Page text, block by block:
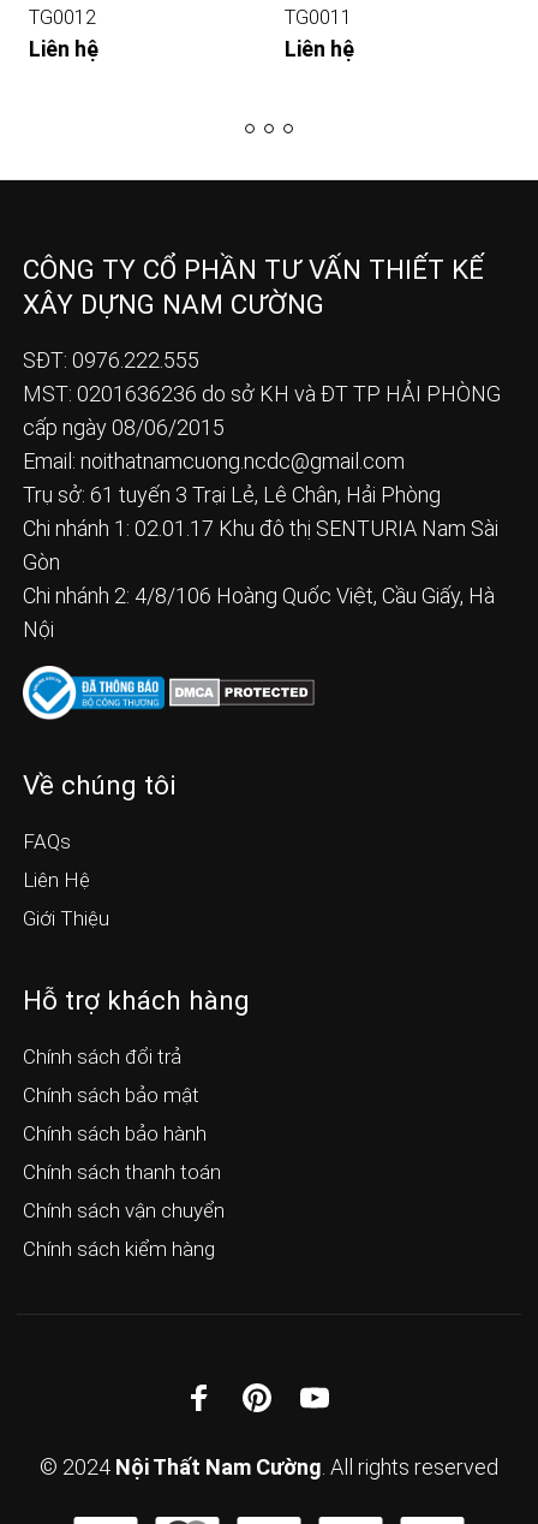
TG0012
Liên hệ
TG0011
Liên hệ
CÔNG TY CỔ PHẦN TƯ VẤN THIẾT KẾ
XÂY DỰNG NAM CƯỜNG
SĐT: 0976.222.555
MST: 0201636236 do sở KH và ĐT TP HẢI PHÒNG
cấp ngày 08/06/2015
Email: noithatnamcuong.ncdc@gmail.com
Trụ sở: 61 tuyến 3 Trại Lẻ, Lê Chân, Hải Phòng
Chi nhánh 1: 02.01.17 Khu đô thị SENTURIA Nam Sài
Gòn
Chi nhánh 2: 4/8/106 Hoàng Quốc Việt, Cầu Giấy, Hà
Nội
Về chúng tôi
FAQs
Liên Hệ
Giới Thiệu
Hỗ trợ khách hàng
Chính sách đổi trả
Chính sách bảo mật
Chính sách bảo hành
Chính sách thanh toán
Chính sách vận chuyển
Chính sách kiểm hàng
© 2024 Nội Thất Nam Cường . All rights reserved